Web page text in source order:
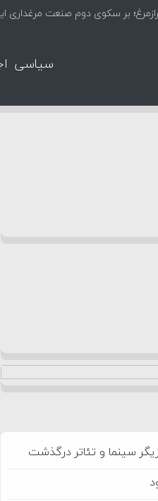
بر سکوی دوم صنعت مرغداری
سیاسی
سینما و تئاتر درگذشت